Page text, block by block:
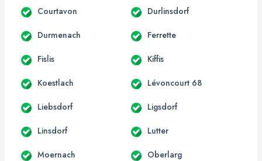
Courtavon Durlinsdorf
Durmenach Ferrette
Fislis Kiffis
Koestlach Lévoncourt 68
Liebsdorf Ligsdorf
Linsdorf Lutter
Moernach Oberlarg